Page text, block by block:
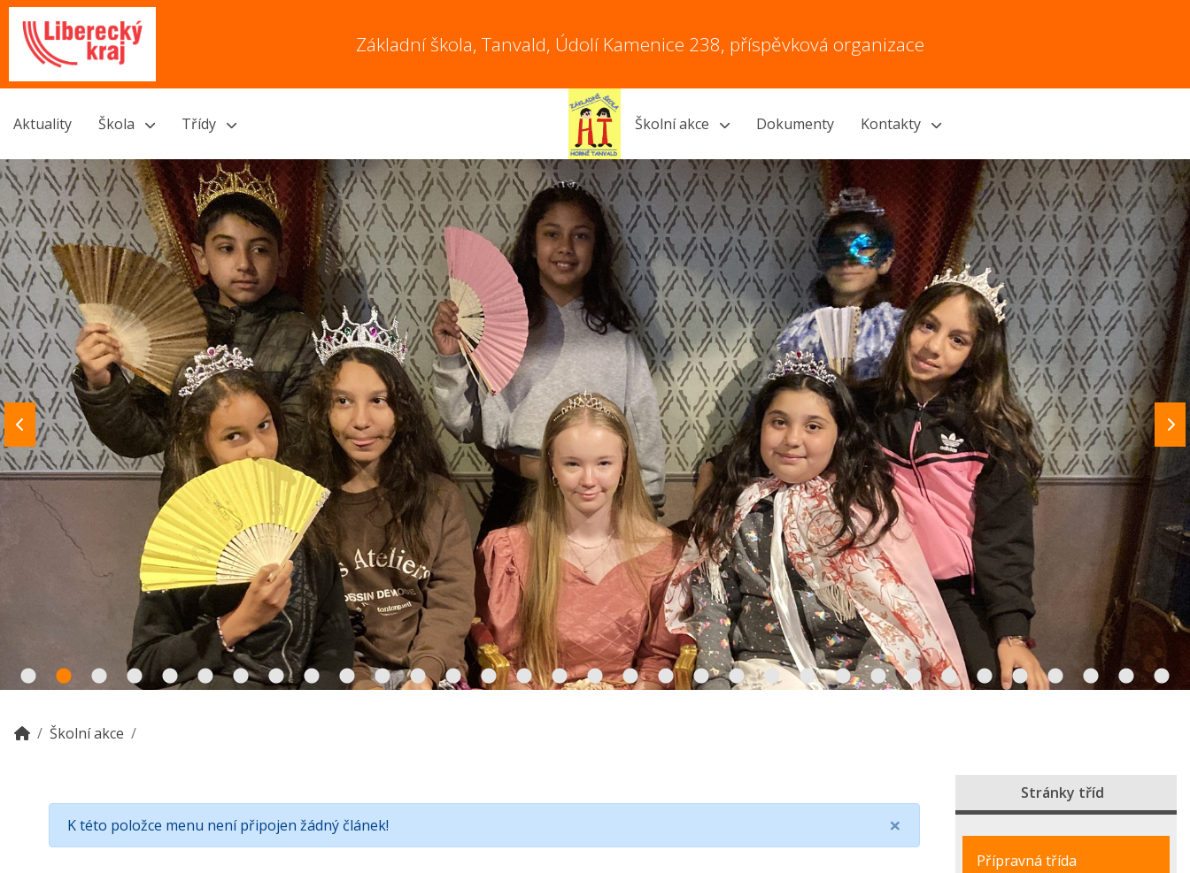
Základní škola, Tanvald, Údolí Kamenice 238, příspěvková organizace
Aktuality Škola Třídy Školní akce Dokumenty Kontakty
Školní akce
×
K této položce menu není připojen žádný článek!
Stránky tříd
Přípravná třída